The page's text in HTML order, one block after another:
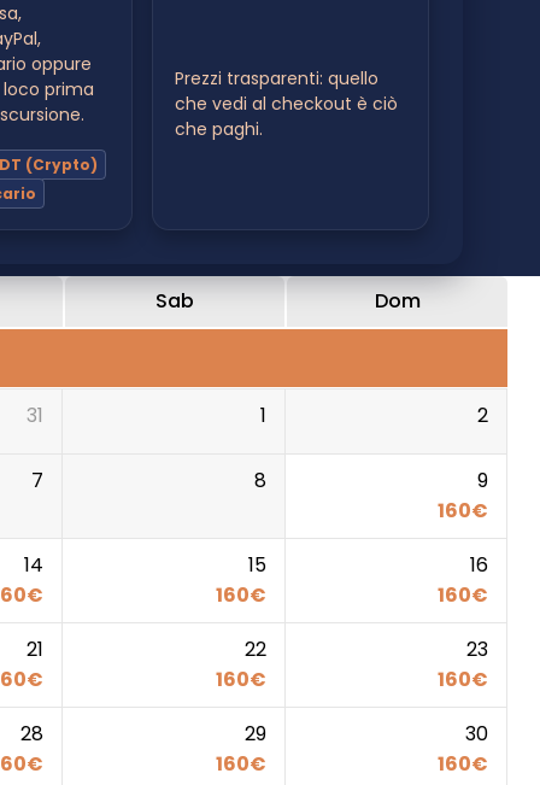
oppure
prima
(Crypto)
Prezzi trasparenti: quello
che vedi al checkout è ciò
che paghi.
Sab Dom
31 1 2
7 8
9
160€
14
€
15
160€
16
160€
21
€
22
160€
23
160€
28
€
29
160€
30
160€